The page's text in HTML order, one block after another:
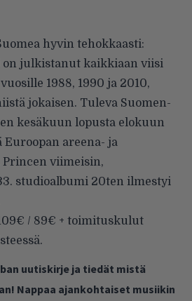
hyvin tehokkaasti:
julkistanut kaikkiaan viisi
1988, 1990 ja 2010,
jokaisen. Tuleva Suomen-
kesäkuun lopusta elokuun
areena- ja
viimeisin,
studioalbumi 20ten ilmestyi
/ 89€ + toimituskulut
uutiskirje ja tiedät mistä
Nappaa ajankohtaiset musiikin